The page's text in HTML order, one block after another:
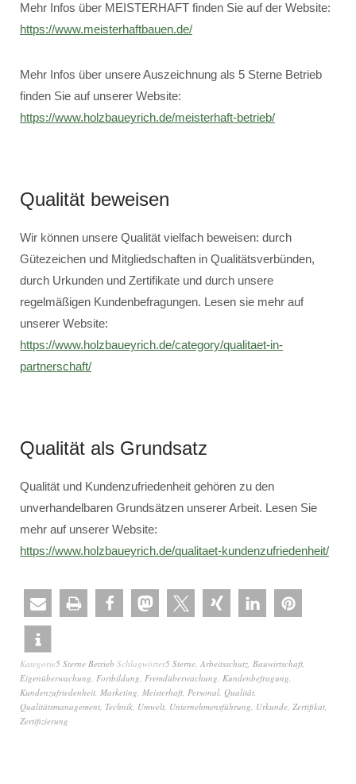
Mehr Infos über MEISTERHAFT finden Sie auf der Website:
https://www.meisterhaftbauen.de/
Mehr Infos über unsere Auszeichnung als 5 Sterne Betrieb
finden Sie auf unserer Website:
https://www.holzbaueyrich.de/meisterhaft-betrieb/
Qualität beweisen
Wir können unsere Qualität vielfach beweisen: durch
Gütezeichen und Mitgliedschaften in Qualitätsverbünden,
durch Urkunden und Zertifikate und durch unsere
regelmäßigen Kundenbefragungen. Lesen sie mehr auf
unserer Website:
https://www.holzbaueyrich.de/category/qualitaet-in-
partnerschaft/
Qualität als Grundsatz
Qualität und Kundenzufriedenheit gehören zu den
unverhandelbaren Grundsätzen unserer Arbeit. Lesen Sie
mehr auf unserer Website:
https://www.holzbaueyrich.de/qualitaet-kundenzufriedenheit/
Kategorie5 Sterne Betrieb Schlagwörter5 Sterne, Arbeitsschutz, Bauwirtschaft,
Eigenüberwachung, Fortbildung, Fremdüberwachung, Kundenbefragung,
Kundenzufriedenheit, Marketing, Meisterhaft, Personal, Qualität,
Qualitätsmanagement, Technik, Umwelt, Unternehmensführung, Urkunde, Zertifikat,
Zertifizierung